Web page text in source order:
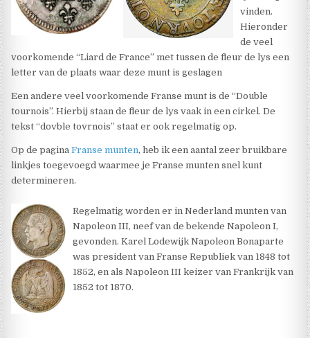
vinden.
Hieronder
de veel
voorkomende “Liard de France” met tussen de fleur de lys een
letter van de plaats waar deze munt is geslagen
Een andere veel voorkomende Franse munt is de “Double
tournois”. Hierbij staan de fleur de lys vaak in een cirkel. De
tekst “dovble tovrnois” staat er ook regelmatig op.
Op de paginaFranse munten, heb ik een aantal zeer bruikbare
linkjes toegevoegd waarmee je Franse munten snel kunt
determineren.
Regelmatig worden er in Nederland munten van
Napoleon III, neef van de bekende Napoleon I,
gevonden. Karel Lodewijk Napoleon Bonaparte
was president van Franse Republiek van 1848 tot
1852, en als Napoleon III keizer van Frankrijk van
1852 tot 1870.